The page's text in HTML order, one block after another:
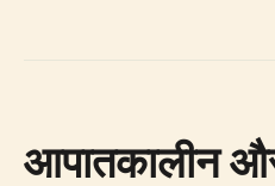
आपातकालीन